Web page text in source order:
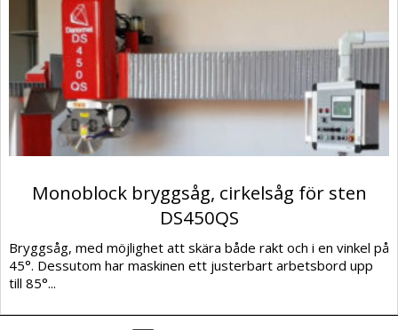
Monoblock bryggsåg, cirkelsåg för sten
DS450QS
Bryggsåg, med möjlighet att skära både rakt och i en vinkel på
45°. Dessutom har maskinen ett justerbart arbetsbord upp
till 85°...